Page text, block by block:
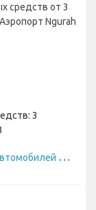
средств от 3
Ngurah
3
П
росмотреть прокат автомобилей Toyota